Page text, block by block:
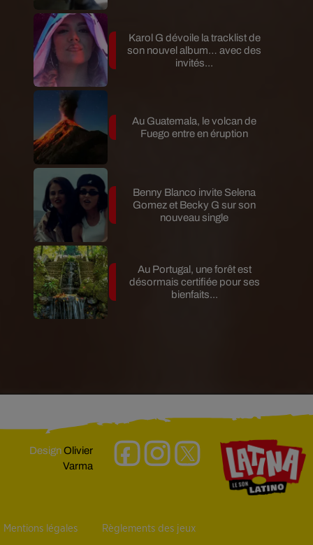
Karol G dévoile la tracklist de
son nouvel album… avec des
invités...
Au Guatemala, le volcan de
Fuego entre en éruption
Benny Blanco invite Selena
Gomez et Becky G sur son
nouveau single
Au Portugal, une forêt est
désormais certifiée pour ses
bienfaits...
DesignOlivier
Varma
Mentions légales Règlements des jeux